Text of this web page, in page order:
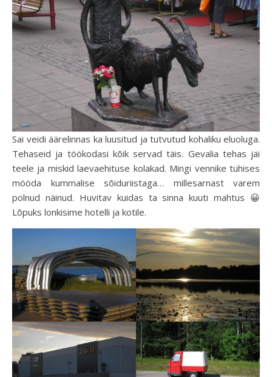
Sai veidi äärelinnas ka luusitud ja tutvutud kohaliku eluoluga.
Tehaseid ja töökodasi kõik servad täis. Gevalia tehas jäi
teele ja miskid laevaehituse kolakad. Mingi vennike tuhises
mööda kummalise sõiduriistaga… millesarnast varem
polnud näinud. Huvitav kuidas ta sinna kuuti mahtus 😀
Lõpuks lonkisime hotelli ja kotile.